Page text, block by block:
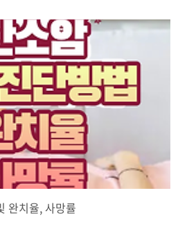
이 없을 수 있습니다. 때로는 배가 약간
받게 되는 경우도 있습니다. 2. 자궁내
증의 주범입니다. 월경통, 성관계 시 통
이 있을 경우가 있습니다. 난소 물혹 수술
일시적으로 생겨 사라지는 기능성 ..
완치율, 사망률